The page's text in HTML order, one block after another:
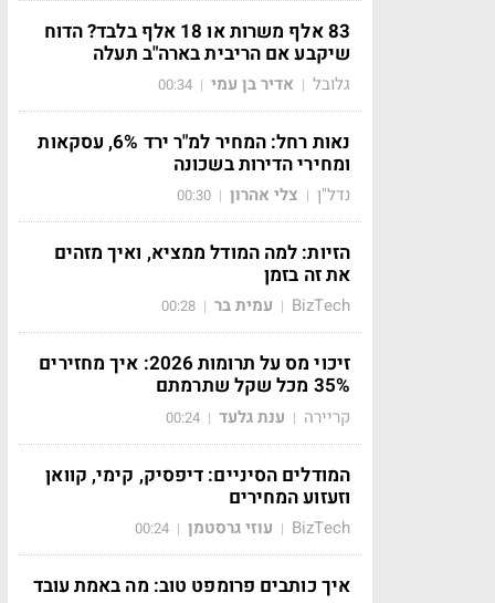
83 אלף משרות או 18 אלף בלבד? הדוח
שיקבע אם הריבית בארה"ב תעלה
גלובל | אדיר בן עמי |
00:34
נאות רחל: המחיר למ"ר ירד 6%, עסקאות
ומחירי הדירות בשכונה
נדל"ן | צלי אהרון |
00:30
הזיות: למה המודל ממציא, ואיך מזהים
את זה בזמן
BizTech
| עמית בר |
00:28
זיכוי מס על תרומות 2026: איך מחזירים
35% מכל שקל שתרמתם
קריירה | ענת גלעד |
00:24
המודלים הסיניים: דיפסיק, קימי, קוואן
וזעזוע המחירים
BizTech
| עוזי גרסטמן |
00:24
איך כותבים פרומפט טוב: מה באמת עובד